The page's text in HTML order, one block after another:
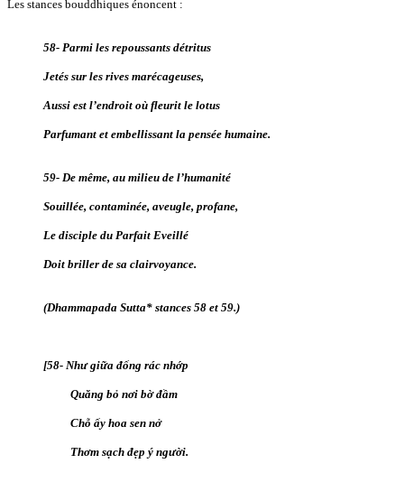
Les stances bouddhiques énoncent :
58- Parmi les repoussants détritus
Jetés sur les rives marécageuses,
Aussi est l’endroit où fleurit le lotus
Parfumant et embellissant la pensée humaine.
59- De même, au milieu de l’humanité
Souillée, contaminée, aveugle, profane,
Le disciple du Parfait Eveillé
Doit briller de sa clairvoyance.
(Dhammapada Sutta* stances 58 et 59.)
[58- Như giữa đống rác nhớp
Quăng bỏ nơi bờ đầm
Chỗ ấy hoa sen nở
Thơm sạch đẹp ý người.